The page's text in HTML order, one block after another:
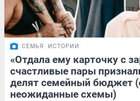
СЕМЬЯ ИСТОРИИ
«Отдала ему карточку с
счастливые пары
делят семейный бюджет
неожиданные схемы)